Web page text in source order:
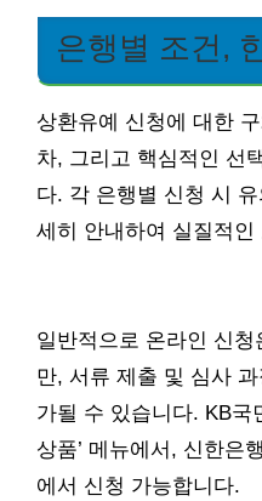
은행별 조건,
상환유예 신청에 대한
차, 그리고 핵심적인 선
다. 각 은행별 신청 시
세히 안내하여 실질적
일반적으로 온라인 신청
만, 서류 제출 및 심사
가될 수 있습니다. KB국
상품’ 메뉴에서, 신한은
에서 신청 가능합니다.